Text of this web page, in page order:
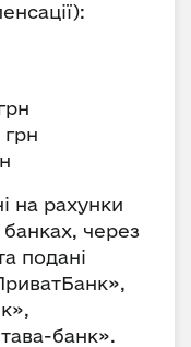
грн
на рахунки
через
подані
банк».